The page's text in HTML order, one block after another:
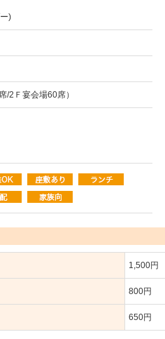
)
/2Ｆ宴会場60席）
1,500円
800円
650円